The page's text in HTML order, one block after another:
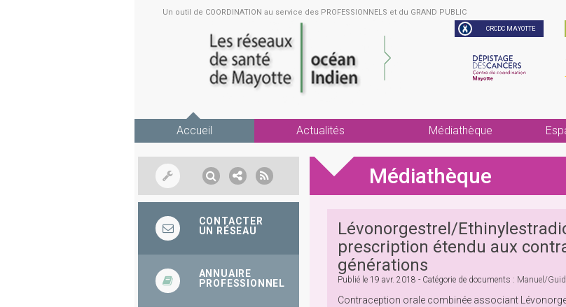
Un outil de COORDINATION au service des PROFESSIONNELS et du GRAND PUBLIC
CRCDC MAYOTTE
Accueil Actualités Médiathèque
Médiathèque
Lévonorgestrel/
prescription étendu aux
générations
Publié le 19 avr. 2018 - Catégorie de documents : Manuel/
Contraception orale combinée associant
CONTACTER
UN RÉSEAU
ANNUAIRE
PROFESSIONNEL